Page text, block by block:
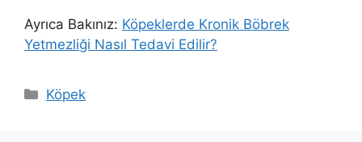
Ayrıca Bakınız: Köpeklerde Kronik Böbrek
Yetmezliği Nasıl Tedavi Edilir?
Kategoriler
Köpek